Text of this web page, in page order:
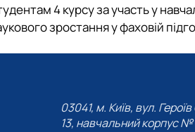
4 курсу за участь у
зростання у фаховій
03041, м. Київ, вул.
13, навчальний корпус №